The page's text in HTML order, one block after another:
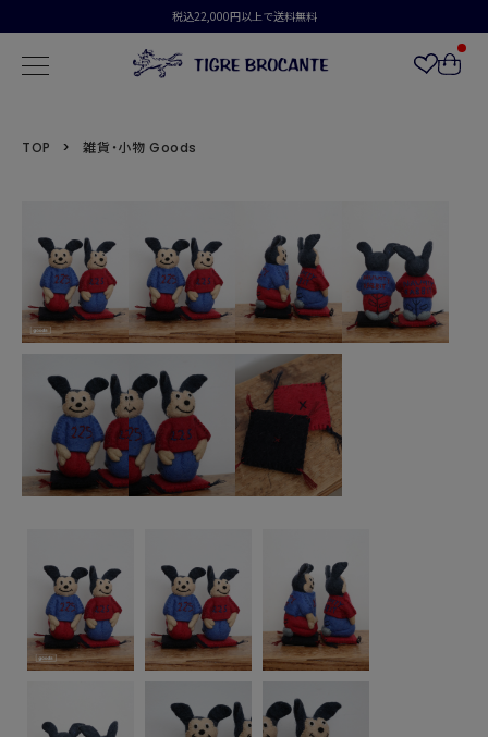
税込22,000円以上で送料無料
TOP 雑貨・小物 Goods